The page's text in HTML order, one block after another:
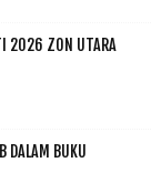
2026 ZON UTARA
DALAM BUKU